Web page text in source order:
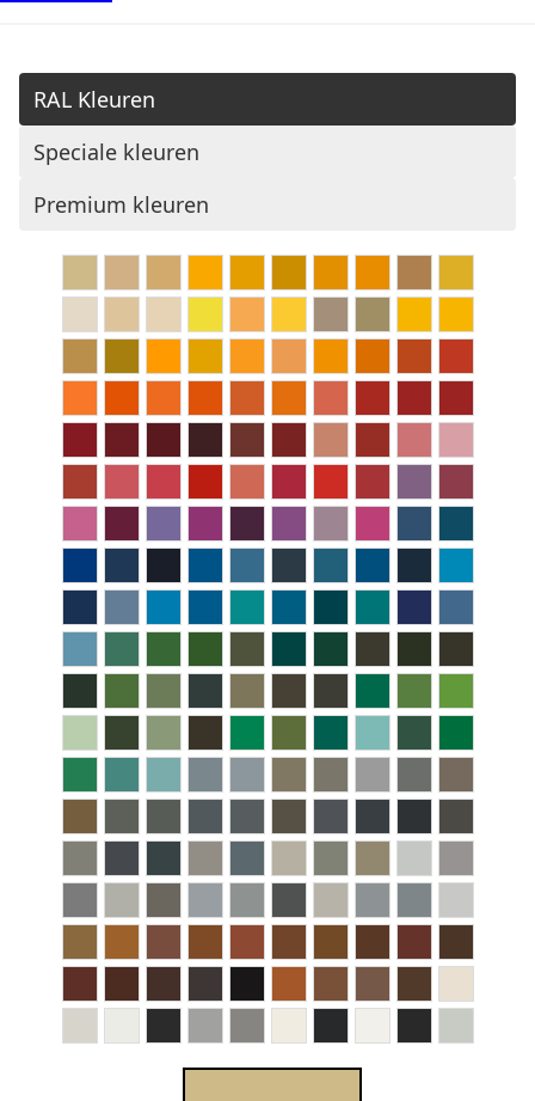
RAL Kleuren
Speciale kleuren
Premium kleuren